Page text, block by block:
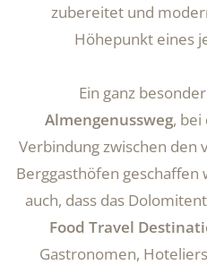
zubereitet und
Höhepunkt eines
Ein ganz
Almengenussweg, bei
Verbindung zwischen den
Berggasthöfen
auch, dass das
Food Travel
Gastronomen,